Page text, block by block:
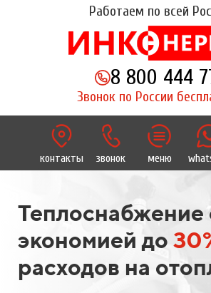
Работаем по всей
8 800 444
Звонок по России
контакты звонок меню
Теплоснабжение
экономией до
расходов на